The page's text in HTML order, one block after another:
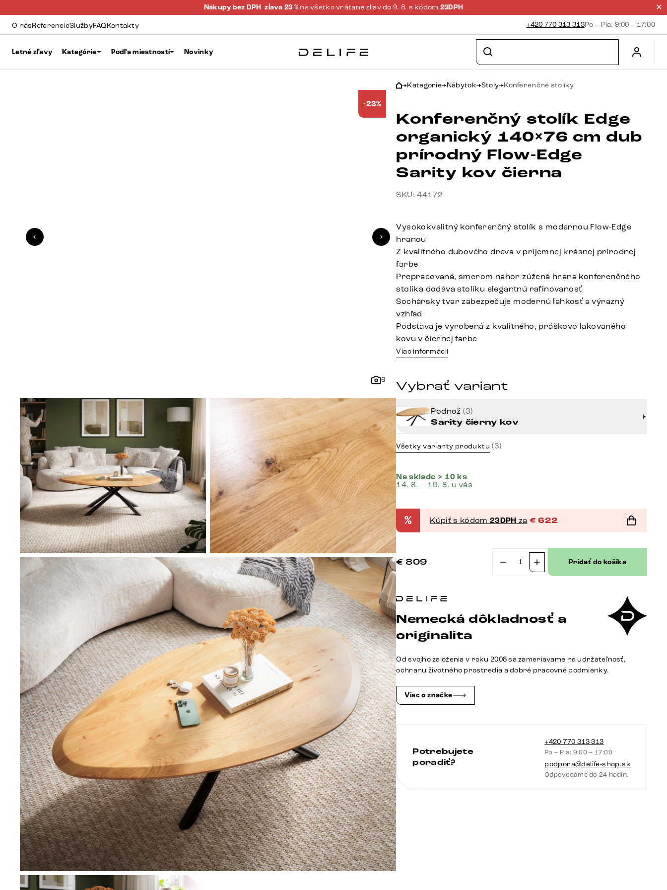
Nákupy bez DPH zĺava 23 % na všetko vrátane zliav do 9. 8. s kódom 23DPH
O násReferencieSlužbyFAQKontakty +420 770 313 313Po – Pia: 9:00 – 17:00
Letné zľavy Kategórie Podľa miestností Novinky
6
-23%
Kategorie Nábytok Stoly Konferenčné stolíky
Konferenčný stolík Edge
organický 140×76 cm dub
prírodný Flow-Edge
Sarity kov čierna
SKU: 44172
Vysokokvalitný konferenčný stolík s modernou Flow-Edge
hranou
Z kvalitného dubového dreva v príjemnej krásnej prírodnej
farbe
Prepracovaná, smerom nahor zúžená hrana konferenčného
stolíka dodáva stolíku elegantnú rafinovanosť
Sochársky tvar zabezpečuje modernú ľahkosť a výrazný
vzhľad
Podstava je vyrobená z kvalitného, práškovo lakovaného
kovu v čiernej farbe
Viac informácií
Vybrať variant
Podnož(3)
Sarity čierny kov
Všetky varianty produktu (3)
Na sklade > 10 ks
14. 8. – 19. 8. u vás
% Kúpiť s kódom 23DPH za € 622
€ 809
množstvo
organický
dub
prírodný
Pridať do košíka
Nemecká dôkladnosť a
originalita
Od svojho založenia v roku 2008 sa zameriavame na udržateľnosť,
ochranu životného prostredia a dobré pracovné podmienky.
Viac o značke
Potrebujete
poradiť?
+420 770 313 313
Po – Pia: 9:00 – 17:00
podpora@delife-shop.sk
Odpovedáme do 24 hodín.